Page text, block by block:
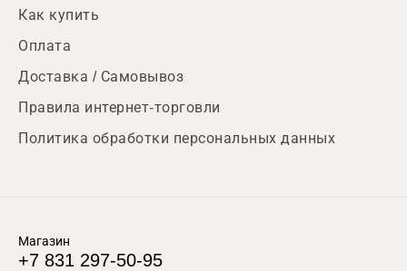
Как купить
Оплата
Доставка / Самовывоз
Правила интернет-торговли
Политика обработки персональных данных
Магазин
+7 831 297-50-95